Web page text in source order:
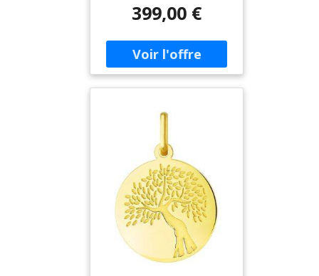
medaille de bapteme en
double finition
satinée/brillante mesure
18 mm de diamètre pour
un poids de 1.85
gramme(s). Gravure
réal
399,00 €